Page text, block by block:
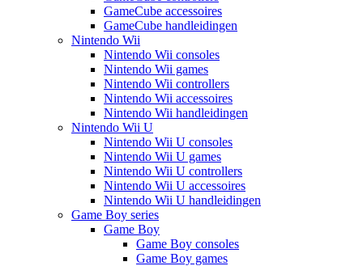
GameCube accessoires
GameCube handleidingen
Nintendo Wii
Nintendo Wii consoles
Nintendo Wii games
Nintendo Wii controllers
Nintendo Wii accessoires
Nintendo Wii handleidingen
Nintendo Wii U
Nintendo Wii U consoles
Nintendo Wii U games
Nintendo Wii U controllers
Nintendo Wii U accessoires
Nintendo Wii U handleidingen
Game Boy series
Game Boy
Game Boy consoles
Game Boy games